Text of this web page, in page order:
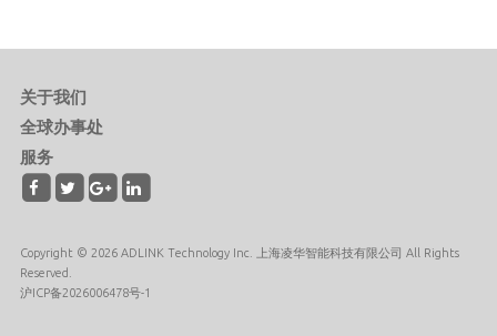
关于我们
全球办事处
服务
Copyright © 2026 ADLINK Technology Inc. 上海凌华智能科技有限公司 All Rights
Reserved.
沪ICP备2026006478号-1